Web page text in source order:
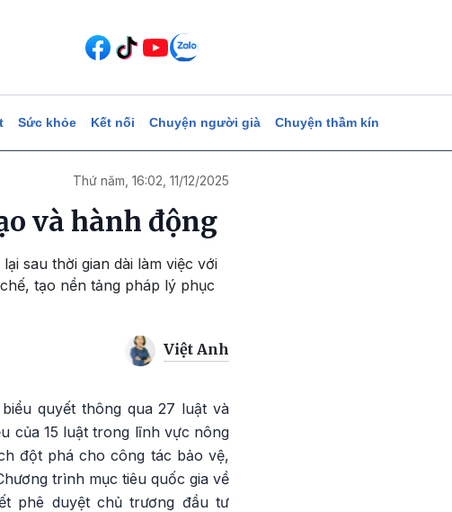
Sức khỏe Kết nối Chuyện người già Chuyện thầm kín
Thứ năm, 16:02, 11/12/2025
và hành động
sau thời gian dài làm việc với
tạo nền tảng pháp lý phục
Việt Anh
quyết thông qua 27 luật và
của 15 luật trong lĩnh vực nông
đột phá cho công tác bảo vệ,
trình mục tiêu quốc gia về
phê duyệt chủ trương đầu tư